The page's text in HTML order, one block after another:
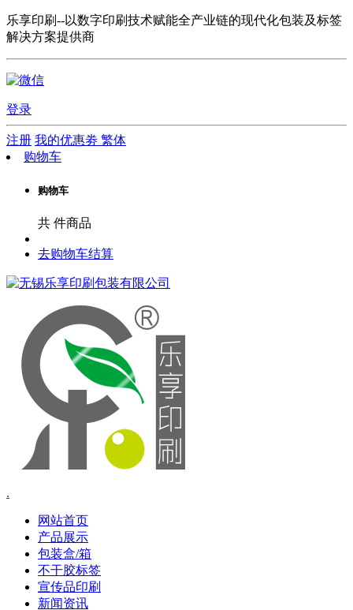
乐享印刷--以数字印刷技术赋能全产业链的现代化包装及标签
解决方案提供商
登录
注册 我的优惠劵 繁体
购物车
购物车
共 件商品
去购物车结算
.
网站首页
产品展示
包装盒/箱
不干胶标签
宣传品印刷
新闻资讯